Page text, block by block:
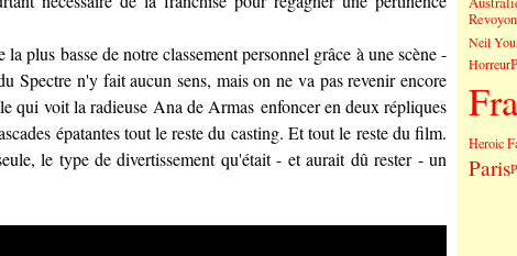
plus basse de notre classement personnel grâce à une scène -
Spectre n'y fait aucun sens, mais on ne va pas revenir encore
qui voit la radieuse Ana de Armas enfoncer en deux répliques
épatantes tout le reste du casting. Et tout le reste du film.
le type de divertissement qu'était - et aurait dû rester - un
Neil
Horreur
Heroic
Paris